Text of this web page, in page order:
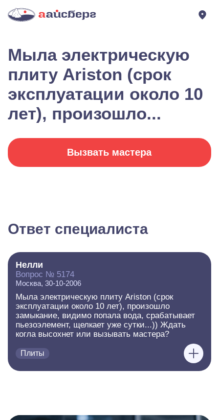
Мыла электрическую
плиту Ariston (срок
эксплуатации около 10
лет), произошло...
Вызвать мастера
Ответ специалиста
Нелли
Вопрос № 5174
Москва, 30-10-2006
Мыла электрическую плиту Ariston (срок
эксплуатации около 10 лет), произошло
замыкание, видимо попала вода, срабатывает
пьезоэлемент, щелкает уже сутки...)) Ждать
когла высохнет или вызывать мастера?
Плиты